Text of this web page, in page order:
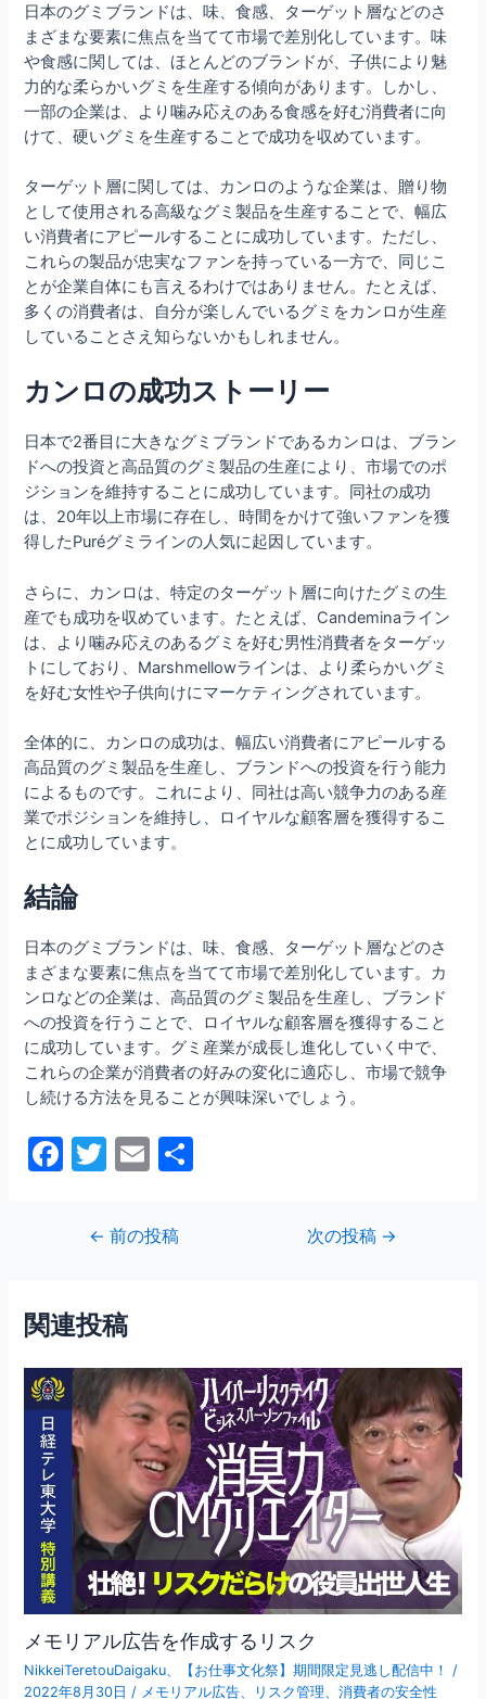
日本のグミブランドは、味、食感、ターゲット層などのさ
まざまな要素に焦点を当てて市場で差別化しています。味
や食感に関しては、ほとんどのブランドが、子供により魅
力的な柔らかいグミを生産する傾向があります。しかし、
一部の企業は、より噛み応えのある食感を好む消費者に向
けて、硬いグミを生産することで成功を収めています。
ターゲット層に関しては、カンロのような企業は、贈り物
として使用される高級なグミ製品を生産することで、幅広
い消費者にアピールすることに成功しています。ただし、
これらの製品が忠実なファンを持っている一方で、同じこ
とが企業自体にも言えるわけではありません。たとえば、
多くの消費者は、自分が楽しんでいるグミをカンロが生産
していることさえ知らないかもしれません。
カンロの成功ストーリー
日本で2番目に大きなグミブランドであるカンロは、ブラン
ドへの投資と高品質のグミ製品の生産により、市場でのポ
ジションを維持することに成功しています。同社の成功
は、20年以上市場に存在し、時間をかけて強いファンを獲
得したPuréグミラインの人気に起因しています。
さらに、カンロは、特定のターゲット層に向けたグミの生
産でも成功を収めています。たとえば、Candeminaライン
は、より噛み応えのあるグミを好む男性消費者をターゲッ
トにしており、Marshmellowラインは、より柔らかいグミ
を好む女性や子供向けにマーケティングされています。
全体的に、カンロの成功は、幅広い消費者にアピールする
高品質のグミ製品を生産し、ブランドへの投資を行う能力
によるものです。これにより、同社は高い競争力のある産
業でポジションを維持し、ロイヤルな顧客層を獲得するこ
とに成功しています。
結論
日本のグミブランドは、味、食感、ターゲット層などのさ
まざまな要素に焦点を当てて市場で差別化しています。カ
ンロなどの企業は、高品質のグミ製品を生産し、ブランド
への投資を行うことで、ロイヤルな顧客層を獲得すること
に成功しています。グミ産業が成長し進化していく中で、
これらの企業が消費者の好みの変化に適応し、市場で競争
し続ける方法を見ることが興味深いでしょう。
F
o
o
k
T
itt
er
E
ai
l
ビ
ゲ
シ
ョ
ン
← 前の投稿 次の投稿 →
関連投稿
メモリアル広告を作成するリスク
NikkeiTeretouDaigaku 【お仕事文化祭】期間限定見逃し配信中！
/
2022年8月30日 / メモリアル広告 リスク管理 、消費者の安全性